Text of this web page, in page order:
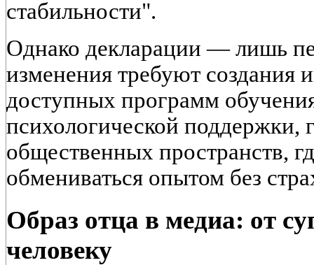
стабильности".
Однако декларации — лишь
изменения требуют создания
доступных программ
психологической поддержки,
общественных пространств,
обмениваться опытом без
Образ отца в медиа: от
человеку